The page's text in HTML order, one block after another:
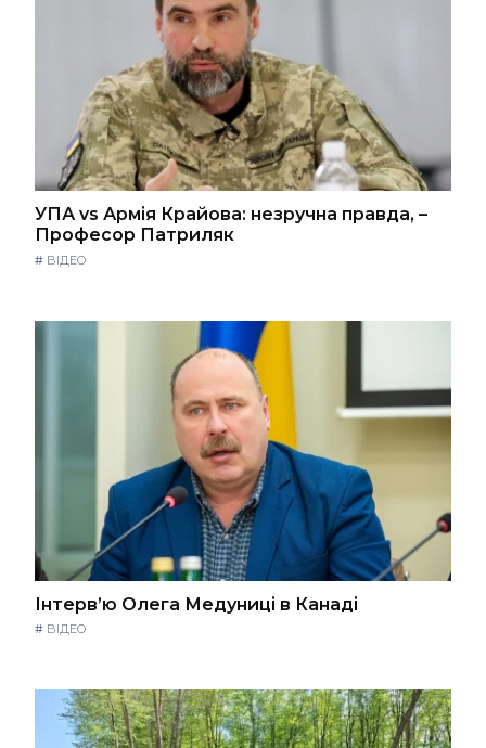
УПА vs Армія Крайова: незручна правда, –
Професор Патриляк
# ВІДЕО
Інтерв’ю Олега Медуниці в Канаді
# ВІДЕО